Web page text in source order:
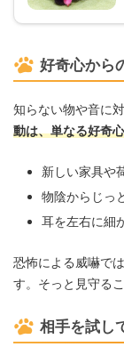
好奇心から
知らない物や音に
動は、単なる好奇
新しい家具や
物陰からじっ
耳を左右に細
恐怖による威嚇で
す。そっと見守る
相手を試し